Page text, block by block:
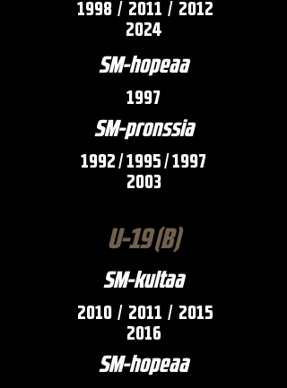
1998 / 2011 / 2012
2024
SM-hopeaa
1997
SM-pronssia
1992 / 1995 / 1997
2003
U-19 (B)
SM-kultaa
2010 / 2011 / 2015
2016
SM-hopeaa